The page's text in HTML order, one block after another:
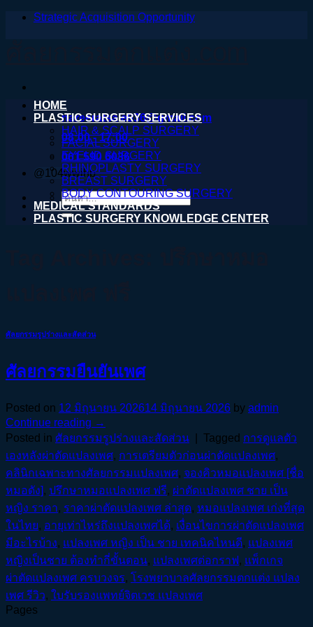
ข้าม
Strategic Acquisition Opportunity
nareeratsale936@gmail.com
08:00 - 17:00
061 590 6036
@104wwihb
ค้นหา:
HOME
PLASTIC SURGERY SERVICES
HAIR & SCALP SURGERY
FACIAL SURGERY
EYELID SURGERY
RHINOPLASTY SURGERY
BREAST SURGERY
BODY CONTOURING SURGERY
MEDICAL STANDARDS
PLASTIC SURGERY KNOWLEDGE CENTER
ศัลยกรรมรูปร่างและสัดส่วน
ศัลยกรรมยืนยันเพศ
Posted on 12 มิถุนายน 202614 มิถุนายน 2026 by admin
Continue reading →
Posted in ศัลยกรรมรูปร่างและสัดส่วน Tagged การดูแลตัว
เองหลังผ่าตัดแปลงเพศ, การเตรียมตัวก่อนผ่าตัดแปลงเพศ,
คลินิกเฉพาะทางศัลยกรรมแปลงเพศ, จองคิวหมอแปลงเพศ [ชื่อ
หมอดัง], ปรึกษาหมอแปลงเพศ ฟรี, ผ่าตัดแปลงเพศ ชาย เป็น
หญิง ราคา, ราคาผ่าตัดแปลงเพศ ล่าสุด, หมอแปลงเพศ เก่งที่สุด
ในไทย, อายุเท่าไหร่ถึงแปลงเพศได้, เงื่อนไขการผ่าตัดแปลงเพศ
มีอะไรบ้าง, แปลงเพศ หญิง เป็น ชาย เทคนิคไหนดี, แปลงเพศ
หญิงเป็นชาย ต้องทำกี่ขั้นตอน, แปลงเพศต่อกราฟ, แพ็กเกจ
ผ่าตัดแปลงเพศ ครบวงจร, โรงพยาบาลศัลยกรรมตกแต่ง แปลง
เพศ รีวิว, ใบรับรองแพทย์จิตเวช แปลงเพศ
Pages